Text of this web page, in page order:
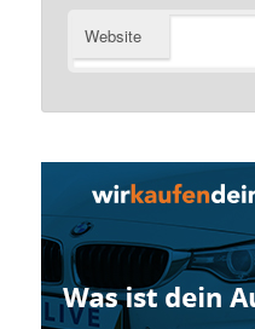
Website